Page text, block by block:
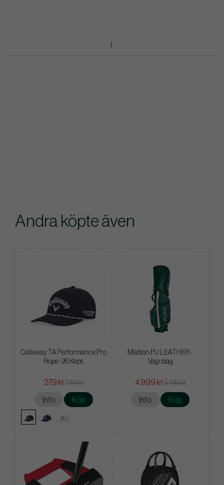
Andra köpte även
Callaway TA Performance Pro
Rope -26 Keps
279 kr349 kr
Info Köp
Malbon PU LEATHER -
Vagnbag
4 999 kr5 799 kr
Info Köp